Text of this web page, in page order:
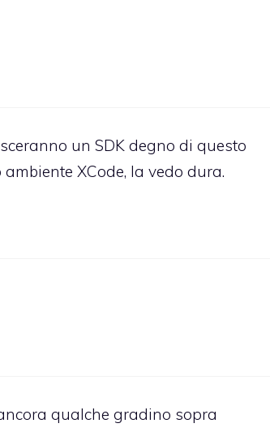
un SDK degno di questo
XCode, la vedo dura.
qualche gradino sopra